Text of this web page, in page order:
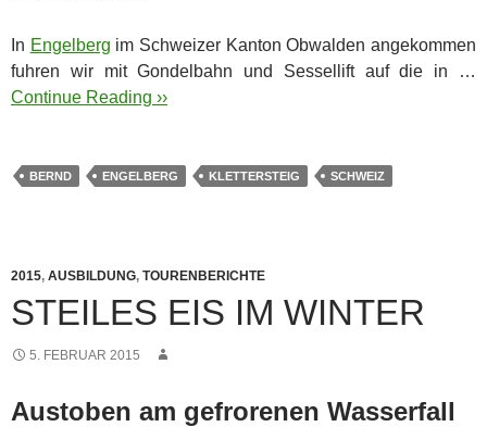
In Engelberg im Schweizer Kanton Obwalden angekommen
fuhren wir mit Gondelbahn und Sessellift auf die in …
Continue Reading ››
BERND ENGELBERG KLETTERSTEIG SCHWEIZ
2015, AUSBILDUNG, TOURENBERICHTE
STEILES EIS IM WINTER
5. FEBRUAR 2015
Austoben am gefrorenen Wasserfall